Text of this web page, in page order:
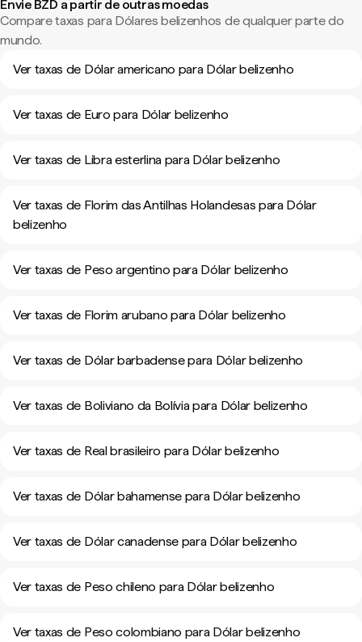
Envie BZD a partir de outras moedas
Compare taxas para Dólares belizenhos de qualquer parte do
mundo.
Ver taxas de Dólar americano para Dólar belizenho
Ver taxas de Euro para Dólar belizenho
Ver taxas de Libra esterlina para Dólar belizenho
Ver taxas de Florim das Antilhas Holandesas para Dólar
belizenho
Ver taxas de Peso argentino para Dólar belizenho
Ver taxas de Florim arubano para Dólar belizenho
Ver taxas de Dólar barbadense para Dólar belizenho
Ver taxas de Boliviano da Bolívia para Dólar belizenho
Ver taxas de Real brasileiro para Dólar belizenho
Ver taxas de Dólar bahamense para Dólar belizenho
Ver taxas de Dólar canadense para Dólar belizenho
Ver taxas de Peso chileno para Dólar belizenho
Ver taxas de Peso colombiano para Dólar belizenho